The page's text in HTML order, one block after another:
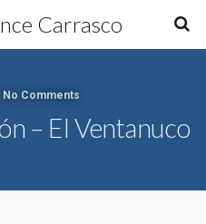
Carrasco
No Comments
– El Ventanuco